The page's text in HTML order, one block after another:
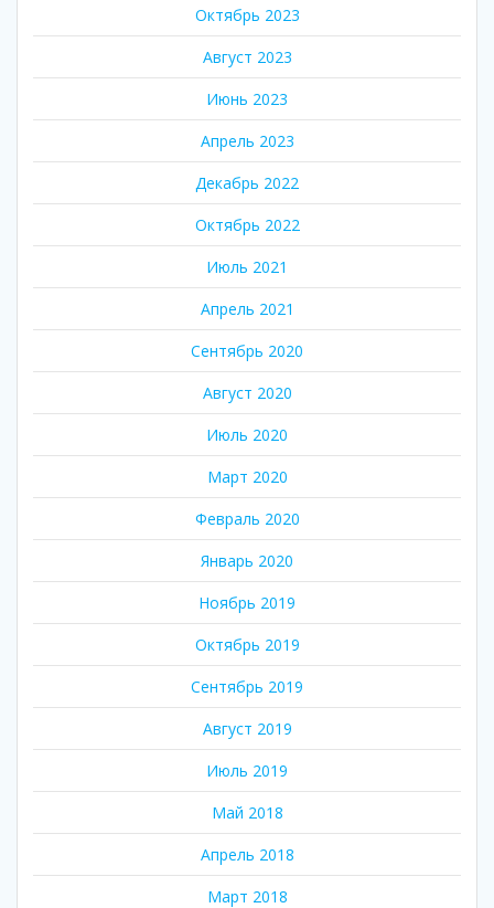
Октябрь 2023
Август 2023
Июнь 2023
Апрель 2023
Декабрь 2022
Октябрь 2022
Июль 2021
Апрель 2021
Сентябрь 2020
Август 2020
Июль 2020
Март 2020
Февраль 2020
Январь 2020
Ноябрь 2019
Октябрь 2019
Сентябрь 2019
Август 2019
Июль 2019
Май 2018
Апрель 2018
Март 2018